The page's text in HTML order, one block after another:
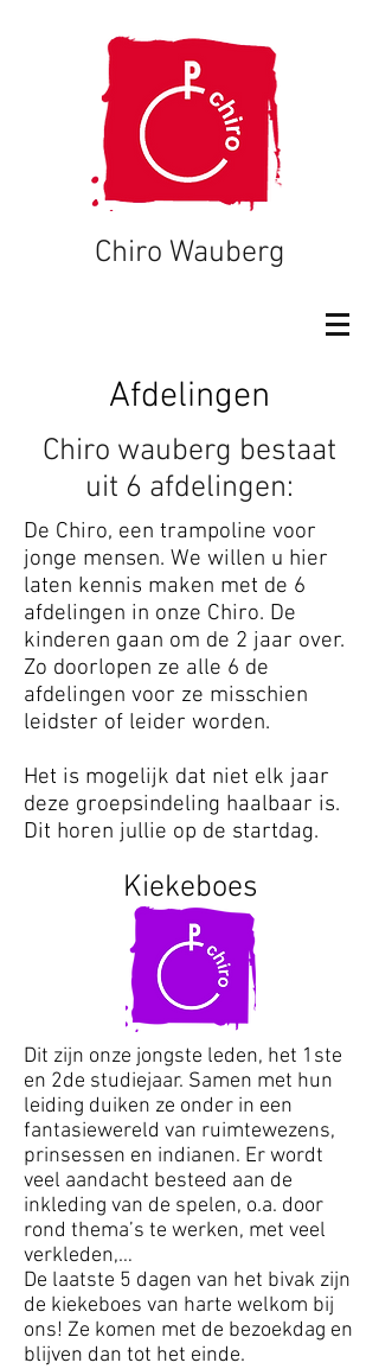
Chiro Wauberg
Afdelingen
Chiro wauberg bestaat
uit 6 afdelingen:
De Chiro, een trampoline voor
jonge mensen. We willen u hier
laten kennis maken met de 6
afdelingen in onze Chiro. De
kinderen gaan om de 2 jaar over.
Zo doorlopen ze alle 6 de
afdelingen voor ze misschien
leidster of leider worden.
Het is mogelijk dat niet elk jaar
deze groepsindeling haalbaar is.
Dit horen jullie op de startdag.
Kiekeboes
Dit zijn onze jongste leden, het 1ste
en 2de studiejaar. Samen met hun
leiding duiken ze onder in een
fantasiewereld van ruimtewezens,
prinsessen en indianen. Er wordt
veel aandacht besteed aan de
inkleding van de spelen, o.a. door
rond thema’s te werken, met veel
verkleden,…
De laatste 5 dagen van het bivak zijn
de kiekeboes van harte welkom bij
ons! Ze komen met de bezoekdag en
blijven dan tot het einde.